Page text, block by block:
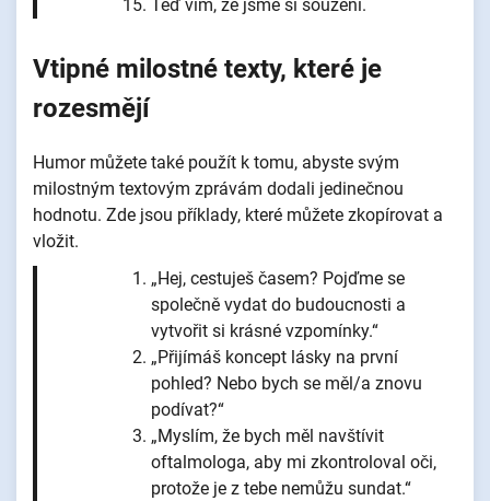
Teď vím, že jsme si souzeni.
Vtipné milostné texty, které je
rozesmějí
Humor můžete také použít k tomu, abyste svým
milostným textovým zprávám dodali jedinečnou
hodnotu. Zde jsou příklady, které můžete zkopírovat a
vložit.
„Hej, cestuješ časem? Pojďme se
společně vydat do budoucnosti a
vytvořit si krásné vzpomínky.“
„Přijímáš koncept lásky na první
pohled? Nebo bych se měl/a znovu
podívat?“
„Myslím, že bych měl navštívit
oftalmologa, aby mi zkontroloval oči,
protože je z tebe nemůžu sundat.“